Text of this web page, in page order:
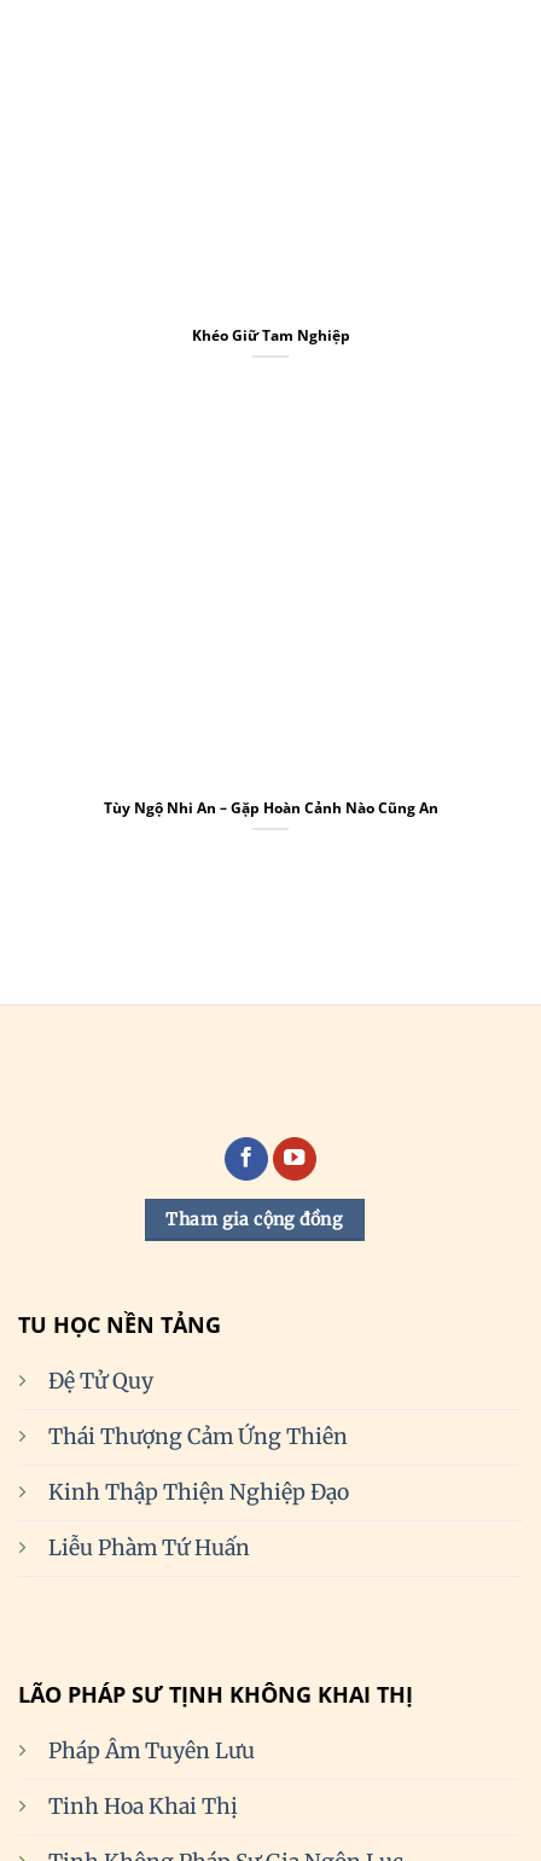
Khéo Giữ Tam Nghiệp
Tùy Ngộ Nhi An – Gặp Hoàn Cảnh Nào Cũng An
Tham gia cộng đồng
TU HỌC NỀN TẢNG
Đệ Tử Quy
Thái Thượng Cảm Ứng Thiên
Kinh Thập Thiện Nghiệp Đạo
Liễu Phàm Tứ Huấn
LÃO PHÁP SƯ TỊNH KHÔNG KHAI THỊ
Pháp Âm Tuyên Lưu
Tinh Hoa Khai Thị